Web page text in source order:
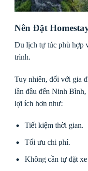
Nên Đặt
Du lịch tự túc phù hợp
trình.
Tuy nhiên, đối với gia
lần đầu đến Ninh
lợi ích hơn như:
Tiết kiệm thời gian.
Tối ưu chi phí.
Không cần tự đặt